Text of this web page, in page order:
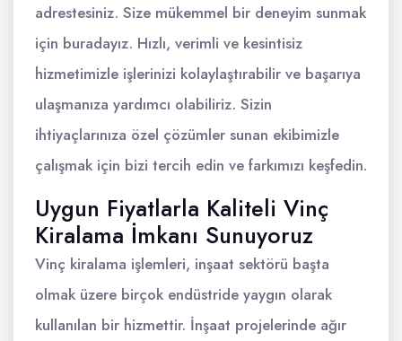
adrestesiniz. Size mükemmel bir deneyim sunmak
için buradayız. Hızlı, verimli ve kesintisiz
hizmetimizle işlerinizi kolaylaştırabilir ve başarıya
ulaşmanıza yardımcı olabiliriz. Sizin
ihtiyaçlarınıza özel çözümler sunan ekibimizle
çalışmak için bizi tercih edin ve farkımızı keşfedin.
Uygun Fiyatlarla Kaliteli Vinç
Kiralama İmkanı Sunuyoruz
Vinç kiralama işlemleri, inşaat sektörü başta
olmak üzere birçok endüstride yaygın olarak
kullanılan bir hizmettir. İnşaat projelerinde ağır